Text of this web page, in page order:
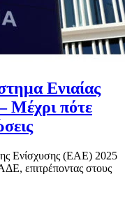
Ενιαίας
Μέχρι πότε
Ενίσχυσης (ΕΑΕ) 2025
επιτρέποντας στους